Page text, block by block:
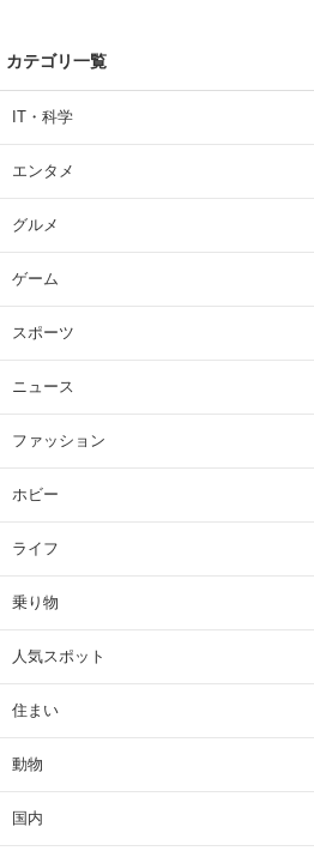
カテゴリ一覧
IT・科学
エンタメ
グルメ
ゲーム
スポーツ
ニュース
ファッション
ホビー
ライフ
乗り物
人気スポット
住まい
動物
国内